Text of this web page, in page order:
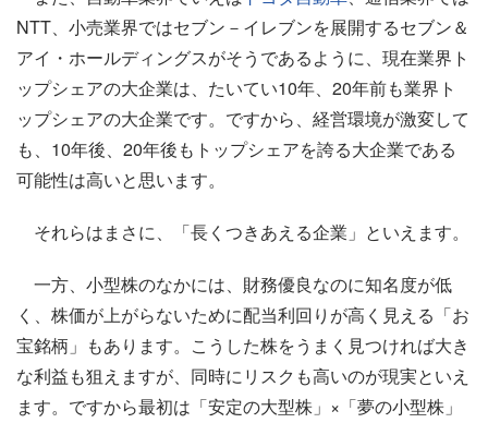
NTT、小売業界ではセブン－イレブンを展開するセブン＆
アイ・ホールディングスがそうであるように、現在業界ト
ップシェアの大企業は、たいてい10年、20年前も業界ト
ップシェアの大企業です。ですから、経営環境が激変して
も、10年後、20年後もトップシェアを誇る大企業である
可能性は高いと思います。
それらはまさに、「長くつきあえる企業」といえます。
一方、小型株のなかには、財務優良なのに知名度が低
く、株価が上がらないために配当利回りが高く見える「お
宝銘柄」もあります。こうした株をうまく見つければ大き
な利益も狙えますが、同時にリスクも高いのが現実といえ
ます。ですから最初は「安定の大型株」×「夢の小型株」